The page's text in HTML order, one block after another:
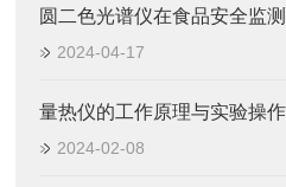
圆二色光谱仪在食品安全监
2024-04-17
量热仪的工作原理与实验操
2024-02-08